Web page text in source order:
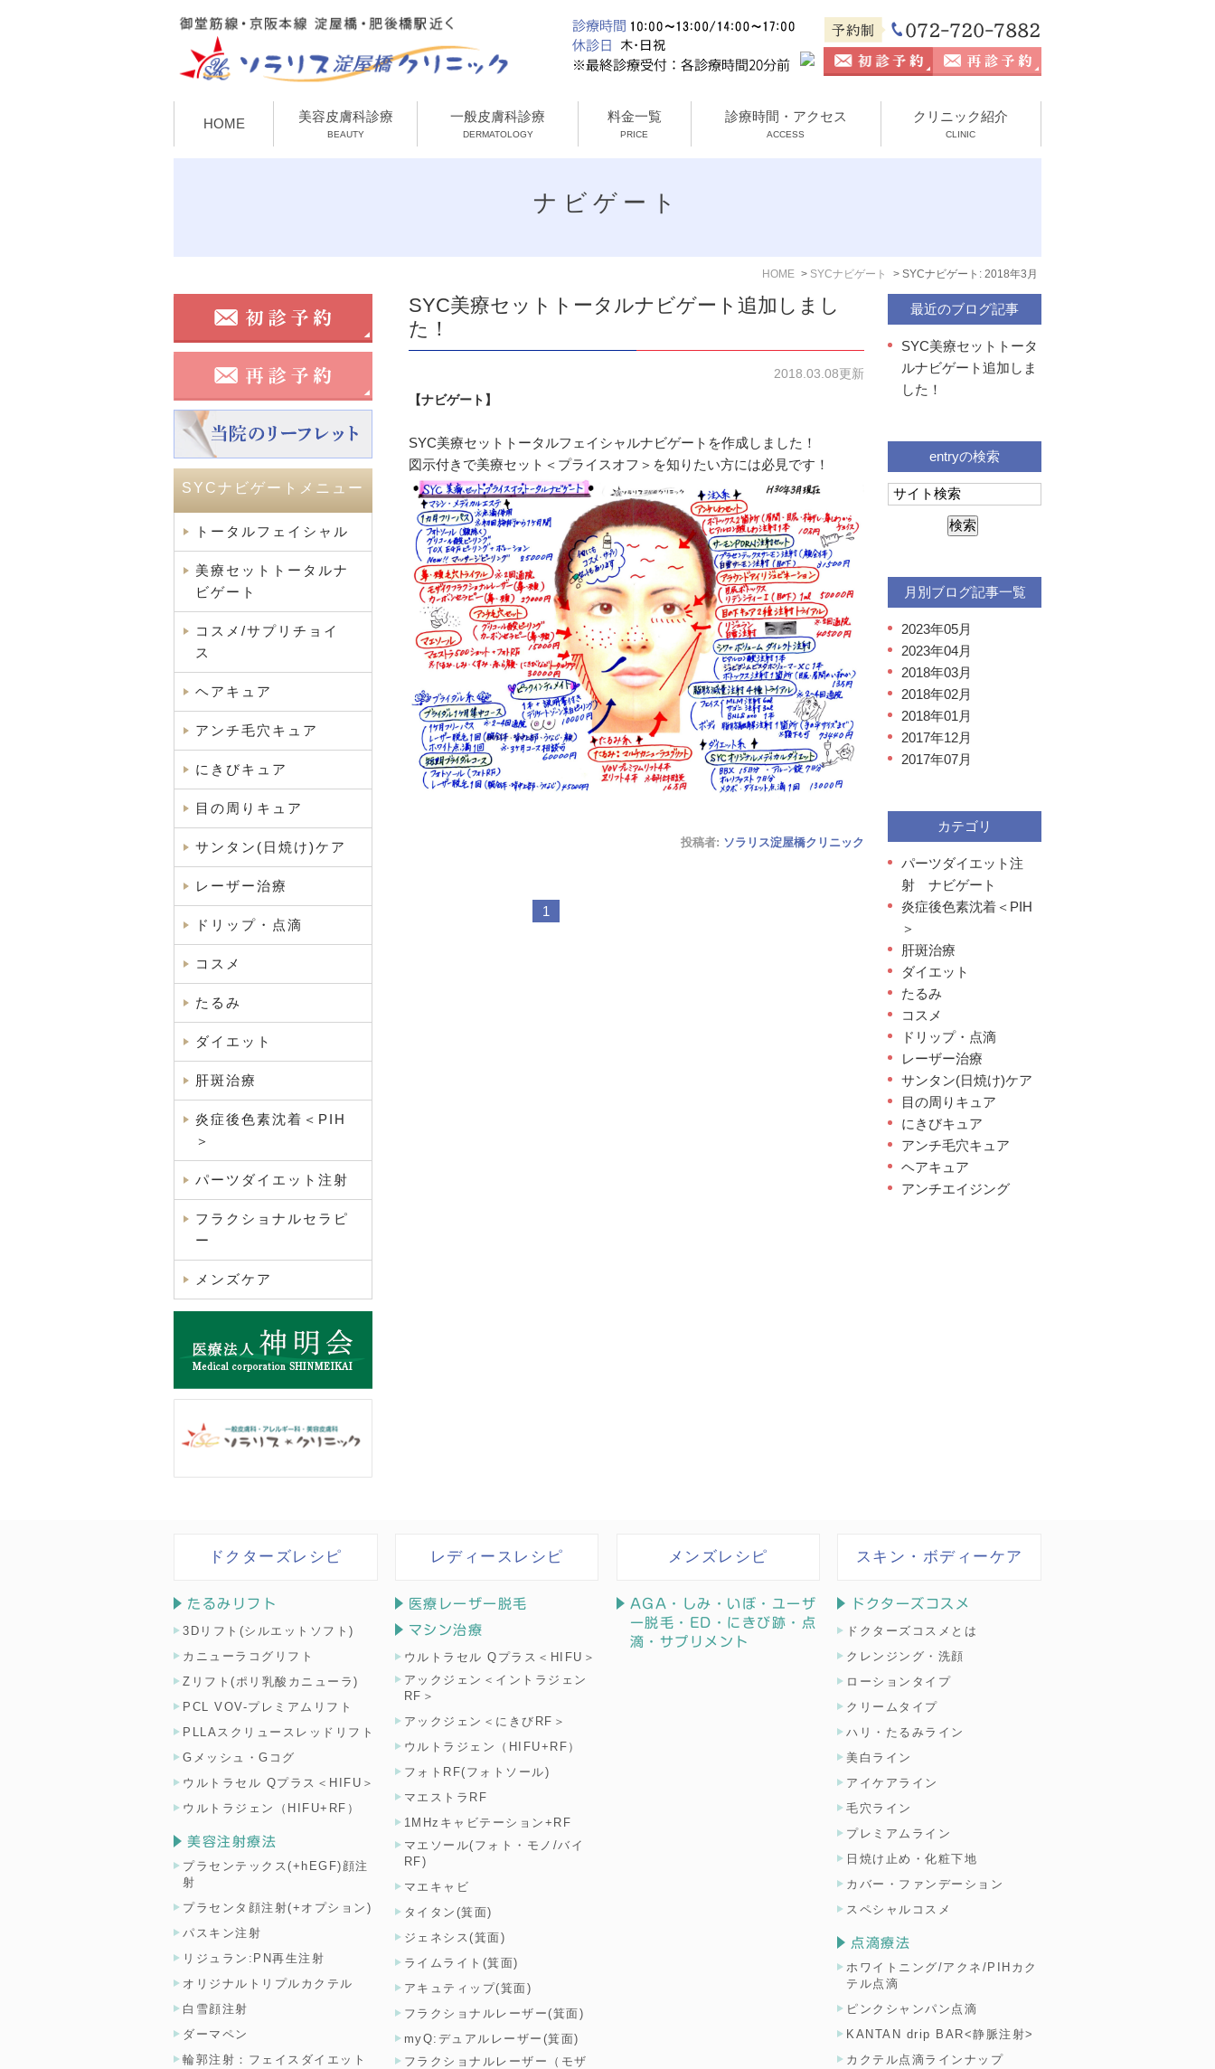
HOME 美容皮膚科診療
BEAUTY
一般皮膚科診療
DERMATOLOGY
料金一覧
PRICE
診療時間・アクセス
ACCESS
クリニック紹介
CLINIC
ナビゲート
HOME SYCナビゲート SYCナビゲート: 2018年3月
SYC美療セットトータルナビゲート追加しまし
た！
2018.03.08更新
【ナビゲート】
SYC美療セットトータルフェイシャルナビゲートを作成しました！
図示付きで美療セット＜プライスオフ＞を知りたい方には必見です！
投稿者: ソラリス淀屋橋クリニック
1
最近のブログ記事
SYC美療セットトータ
ルナビゲート追加しま
した！
entryの検索
月別ブログ記事一覧
2023年05月
2023年04月
2018年03月
2018年02月
2018年01月
2017年12月
2017年07月
カテゴリ
パーツダイエット注
射 ナビゲート
炎症後色素沈着＜PIH
＞
肝斑治療
ダイエット
たるみ
コスメ
ドリップ・点滴
レーザー治療
サンタン(日焼け)ケア
目の周りキュア
にきびキュア
アンチ毛穴キュア
ヘアキュア
アンチエイジング
SYCナビゲートメニュー
トータルフェイシャル
美療セットトータルナ
ビゲート
コスメ/サプリチョイ
ス
ヘアキュア
アンチ毛穴キュア
にきびキュア
目の周りキュア
サンタン(日焼け)ケア
レーザー治療
ドリップ・点滴
コスメ
たるみ
ダイエット
肝斑治療
炎症後色素沈着＜PIH
＞
パーツダイエット注射
フラクショナルセラピ
ー
メンズケア
ドクターズレシピ
たるみリフト
3Dリフト(シルエットソフト)
カニューラコグリフト
Zリフト(ポリ乳酸カニューラ)
PCL VOV-プレミアムリフト
PLLAスクリュースレッドリフト
Gメッシュ・Gコグ
ウルトラセル Qプラス＜HIFU＞
ウルトラジェン（HIFU+RF）
美容注射療法
プラセンテックス(+hEGF)顔注
射
プラセンタ顔注射(+オプション)
パスキン注射
リジュラン:PN再生注射
オリジナルトリプルカクテル
白雪顔注射
ダーマペン
輪郭注射：フェイスダイエット
レディースレシピ
医療レーザー脱毛
マシン治療
ウルトラセル Qプラス＜HIFU＞
アックジェン＜イントラジェン
RF＞
アックジェン＜にきびRF＞
ウルトラジェン（HIFU+RF）
フォトRF(フォトソール)
マエストラRF
1MHzキャビテーション+RF
マエソール(フォト・モノ/バイ
RF)
マエキャビ
タイタン(箕面)
ジェネシス(箕面)
ライムライト(箕面)
アキュティップ(箕面)
フラクショナルレーザー(箕面)
myQ:デュアルレーザー(箕面)
フラクショナルレーザー（モザ
メンズレシピ
AGA・しみ・いぼ・ユーザ
ー脱毛・ED・にきび跡・点
滴・サプリメント
スキン・ボディーケア
ドクターズコスメ
ドクターズコスメとは
クレンジング・洗顔
ローションタイプ
クリームタイプ
ハリ・たるみライン
美白ライン
アイケアライン
毛穴ライン
プレミアムライン
日焼け止め・化粧下地
カバー・ファンデーション
スペシャルコスメ
点滴療法
ホワイトニング/アクネ/PIHカク
テル点滴
ピンクシャンパン点滴
KANTAN drip BAR<静脈注射>
カクテル点滴ラインナップ